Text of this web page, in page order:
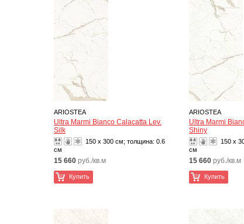
ARIOSTEA
Ultra Marmi Bianco Calacatta Lev.
Silk
150 x 300 см; толщина: 0.6
см
15 660 руб./кв.м
Купить
ARIOSTEA
Ultra Marmi
Shiny
150 x
см
15 660 руб./кв.м
Купить